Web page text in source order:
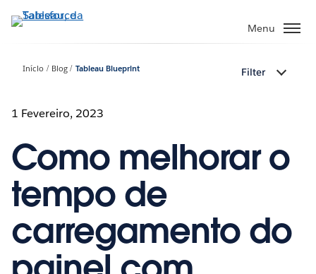
Pular
para
principal
Menu
Início Blog Tableau Blueprint Filter
1 Fevereiro, 2023
Como melhorar o
tempo de
carregamento do